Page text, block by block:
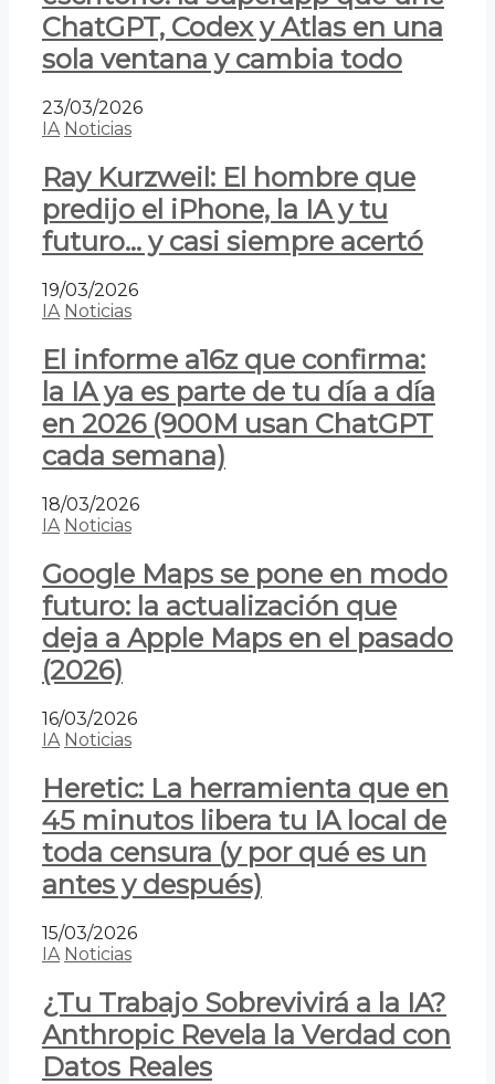
ChatGPT, Codex y Atlas en una
sola ventana y cambia todo
23/03/2026
IA Noticias
Ray Kurzweil: El hombre que
predijo el iPhone, la IA y tu
futuro… y casi siempre acertó
19/03/2026
IA Noticias
El informe a16z que confirma:
la IA ya es parte de tu día a día
en 2026 (900M usan ChatGPT
cada semana)
18/03/2026
IA Noticias
Google Maps se pone en modo
futuro: la actualización que
deja a Apple Maps en el pasado
(2026)
16/03/2026
IA Noticias
Heretic: La herramienta que en
45 minutos libera tu IA local de
toda censura (y por qué es un
antes y después)
15/03/2026
IA Noticias
¿Tu Trabajo Sobrevivirá a la IA?
Anthropic Revela la Verdad con
Datos Reales